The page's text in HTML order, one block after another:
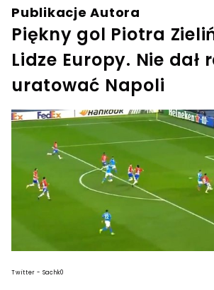
Publikacje Autora
Piękny gol Piotra
Lidze Europy. Nie dał
uratować Napoli
Twitter - Sachk0